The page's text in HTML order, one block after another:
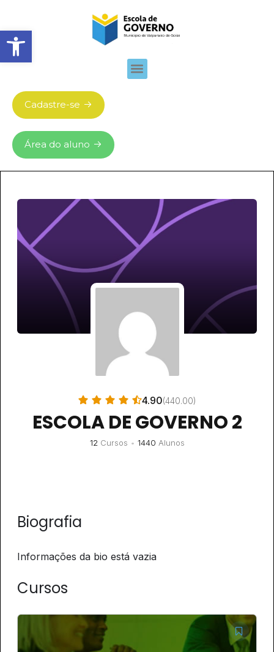
Abrir barra de ferramentas
Cadastre-se
Área do aluno
4.90(440.00)
ESCOLA DE GOVERNO 2
12 Cursos • 1440 Alunos
Biografia
Informações da bio está vazia
Cursos